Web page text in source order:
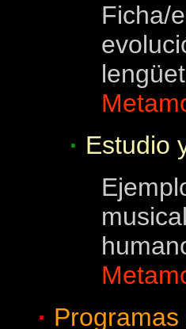
Ficha/
· Estudio
·